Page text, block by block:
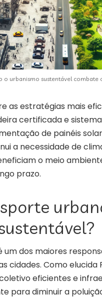
o urbanismo sustentável combate
as estratégias mais
certificada e
de painéis
a necessidade de
o meio
prazo.
dos maiores
cidades. Como elucida
eficientes e
para diminuir a